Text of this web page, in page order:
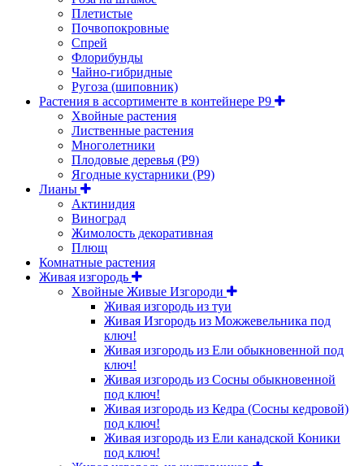
Плетистые
Почвопокровные
Спрей
Флорибунды
Чайно-гибридные
Ругоза (шиповник)
Растения в ассортименте в контейнере P9
Хвойные растения
Лиственные растения
Многолетники
Плодовые деревья (Р9)
Ягодные кустарники (Р9)
Лианы
Актинидия
Виноград
Жимолость декоративная
Плющ
Комнатные растения
Живая изгородь
Хвойные Живые Изгороди
Живая изгородь из туи
Живая Изгородь из Можжевельника под
ключ!
Живая изгородь из Ели обыкновенной под
ключ!
Живая изгородь из Сосны обыкновенной
под ключ!
Живая изгородь из Кедра (Сосны кедровой)
под ключ!
Живая изгородь из Ели канадской Коники
под ключ!